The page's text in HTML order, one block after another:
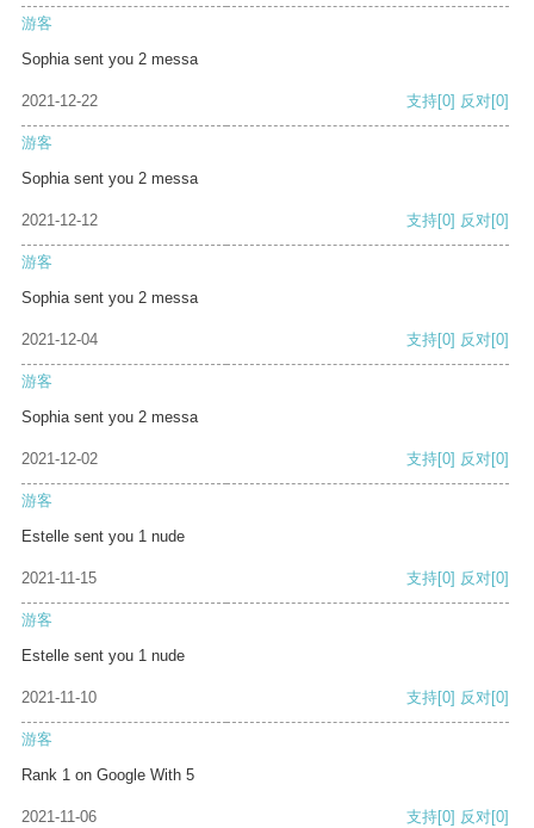
游客
Sophia sent you 2 messa
2021-12-22 支持[0] 反对[0]
游客
Sophia sent you 2 messa
2021-12-12 支持[0] 反对[0]
游客
Sophia sent you 2 messa
2021-12-04 支持[0] 反对[0]
游客
Sophia sent you 2 messa
2021-12-02 支持[0] 反对[0]
游客
Estelle sent you 1 nude
2021-11-15 支持[0] 反对[0]
游客
Estelle sent you 1 nude
2021-11-10 支持[0] 反对[0]
游客
Rank 1 on Google With 5
2021-11-06 支持[0] 反对[0]